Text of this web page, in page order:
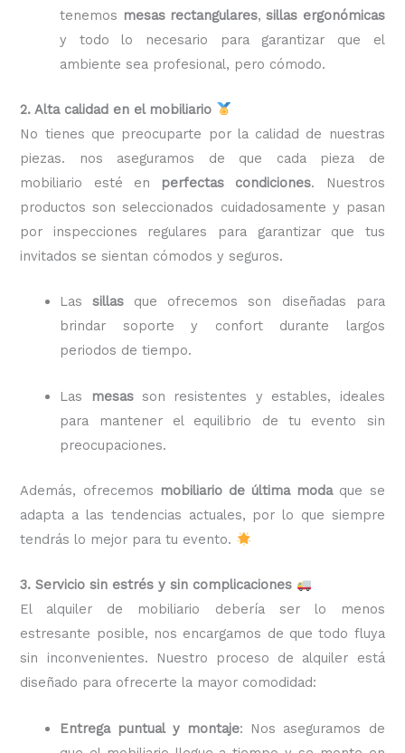
tenemos mesas rectangulares,sillas ergonómicas
y todo lo necesario para garantizar que el
ambiente sea profesional, pero cómodo.
2. Alta calidad en el mobiliario
No tienes que preocuparte por la calidad de nuestras
piezas. nos aseguramos de que cada pieza de
mobiliario esté en
perfectas condiciones. Nuestros
productos son seleccionados cuidadosamente y pasan
por inspecciones regulares para garantizar que tus
invitados se sientan cómodos y seguros.
Lassillas que ofrecemos son diseñadas para
brindar soporte y confort durante largos
periodos de tiempo.
Las mesasson resistentes y estables, ideales
para mantener el equilibrio de tu evento sin
preocupaciones.
Además, ofrecemos mobiliario de última modaque se
adapta a las tendencias actuales, por lo que siempre
tendrás lo mejor para tu evento.
3. Servicio sin estrés y sin complicaciones
El alquiler de mobiliario debería ser lo menos
estresante posible, nos encargamos de que todo fluya
sin inconvenientes. Nuestro proceso de alquiler está
diseñado para ofrecerte la mayor comodidad:
Entrega puntual y montaje: Nos aseguramos de